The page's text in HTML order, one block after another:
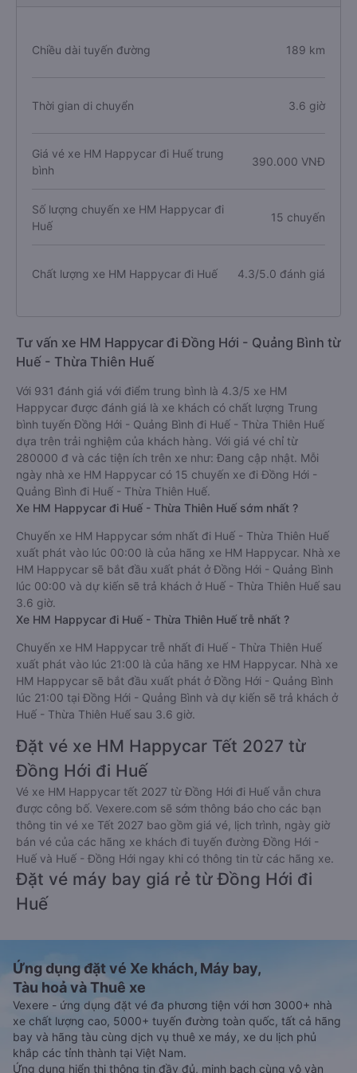
Chiều dài tuyến đường 189 km
Thời gian di chuyển 3.6 giờ
Giá vé xe HM Happycar đi Huế trung
bình
390.000 VNĐ
Số lượng chuyến xe HM Happycar đi
Huế
15 chuyến
Chất lượng xe HM Happycar đi Huế 4.3/5.0 đánh giá
Tư vấn xe HM Happycar đi Đồng Hới - Quảng Bình từ
Huế - Thừa Thiên Huế
Với 931 đánh giá với điểm trung bình là 4.3/5 xe HM
Happycar được đánh giá là xe khách có chất lượng Trung
bình tuyến Đồng Hới - Quảng Bình đi Huế - Thừa Thiên Huế
dựa trên trải nghiệm của khách hàng. Với giá vé chỉ từ
280000 đ và các tiện ích trên xe như: Đang cập nhật. Mỗi
ngày nhà xe HM Happycar có 15 chuyến xe đi Đồng Hới -
Quảng Bình đi Huế - Thừa Thiên Huế.
Xe HM Happycar đi Huế - Thừa Thiên Huế sớm nhất ?
Chuyến xe HM Happycar sớm nhất đi Huế - Thừa Thiên Huế
xuất phát vào lúc 00:00 là của hãng xe HM Happycar. Nhà xe
HM Happycar sẽ bắt đầu xuất phát ở Đồng Hới - Quảng Bình
lúc 00:00 và dự kiến sẽ trả khách ở Huế - Thừa Thiên Huế sau
3.6 giờ.
Xe HM Happycar đi Huế - Thừa Thiên Huế trễ nhất ?
Chuyến xe HM Happycar trễ nhất đi Huế - Thừa Thiên Huế
xuất phát vào lúc 21:00 là của hãng xe HM Happycar. Nhà xe
HM Happycar sẽ bắt đầu xuất phát ở Đồng Hới - Quảng Bình
lúc 21:00 tại Đồng Hới - Quảng Bình và dự kiến sẽ trả khách ở
Huế - Thừa Thiên Huế sau 3.6 giờ.
Đặt vé xe HM Happycar Tết 2027 từ
Đồng Hới đi Huế
Vé xe HM Happycar tết 2027 từ Đồng Hới đi Huế vẫn chưa
được công bố. Vexere.com sẽ sớm thông báo cho các bạn
thông tin vé xe Tết 2027 bao gồm giá vé, lịch trình, ngày giờ
bán vé của các hãng xe khách đi tuyến đường Đồng Hới -
Huế và Huế - Đồng Hới ngay khi có thông tin từ các hãng xe.
Đặt vé máy bay giá rẻ từ Đồng Hới đi
Huế
Ứng dụng đặt vé Xe khách, Máy bay,
Tàu hoả và Thuê xe
Vexere - ứng dụng đặt vé đa phương tiện với hơn 3000+ nhà
xe chất lượng cao, 5000+ tuyến đường toàn quốc, tất cả hãng
bay và hãng tàu cùng dịch vụ thuê xe máy, xe du lịch phủ
khắp các tỉnh thành tại Việt Nam.
Ứng dụng hiển thị thông tin đầy đủ, minh bạch cùng vô vàn